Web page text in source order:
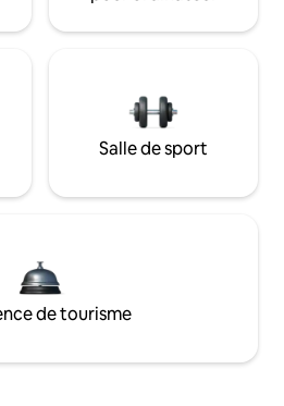
Salle de sport
de tourisme